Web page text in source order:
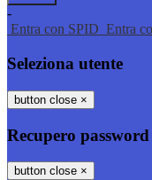
-
Entra con SPID Entra
Seleziona utente
button close ×
Recupero password
button close ×